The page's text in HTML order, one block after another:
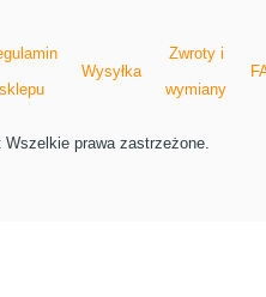
sklepu
Wysyłka
Zwroty i
wymiany
prawa zastrzeżone.